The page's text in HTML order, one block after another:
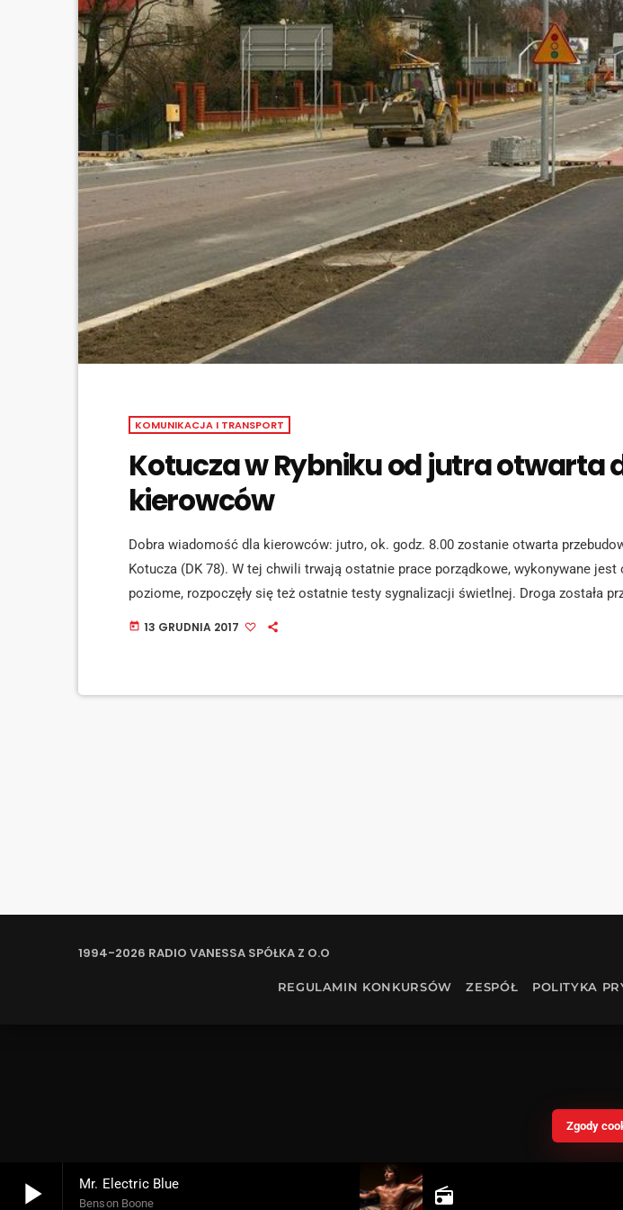
play_arrow Mr. Electric Blue
Benson Boone radio
KOMUNIKACJA I TRANSPORT
Kotucza w Rybniku od jutra otwarta
kierowców
Dobra wiadomość dla kierowców: jutro, ok. godz. 8.00 zostanie otwarta
Kotucza (DK 78). W tej chwili trwają ostatnie prace porządkowe, wykonywane jest
poziome, rozpoczęły się też ostatnie testy sygnalizacji świetlnej. Droga została
odcinku od mostu na Nacynie (w rejonie ronda Wileńskiego) do ronda Gliwickiego.
today 13 GRUDNIA 2017
1994-2026 RADIO VANESSA SPÓŁKA Z O.O
REGULAMIN KONKURSÓW ZESPÓŁ POLITYKA
Zgody